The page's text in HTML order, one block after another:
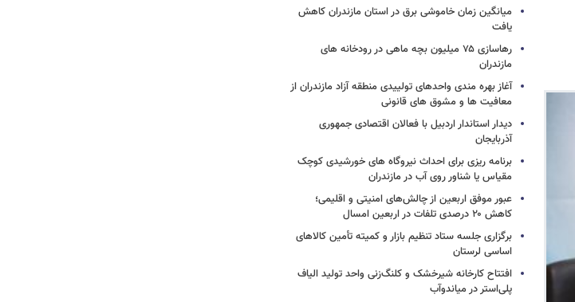
میانگین زمان خاموشی برق در استان مازندران کاهش
یافت
رهاسازی ۷۵ میلیون بچه ماهی در رودخانه های
مازندران
آغاز بهره مندی واحدهای تولییدی منطقه آزاد مازندران از
معافیت ها و مشوق های قانونی
دیدار استاندار اردبیل با فعالان اقتصادی جمهوری
آذربایجان
برنامه ریزی برای احداث نیروگاه های خورشیدی کوچک
مقیاس یا شناور روی آب در مازندران
عبور موفق اربعین از چالش‌های امنیتی و اقلیمی؛
کاهش ۲۰ درصدی تلفات در اربعین امسال
برگزاری جلسه ستاد تنظیم بازار و کمیته تأمین کالاهای
اساسی لرستان
افتتاح کارخانه شیرخشک و کلنگ‌زنی واحد تولید الیاف
پلی‌استر در میاندوآب